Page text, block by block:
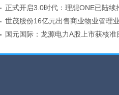
正式开启3.0时代：理想ONE已陆续
世茂股份16亿元出售商业物业管理
国元国际：龙源电力A股上市获核准